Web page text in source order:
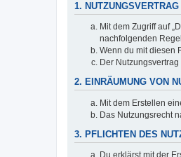
1. NUTZUNGSVERTRAG
Mit dem Zugriff auf
nachfolgenden
Wenn du mit diesen
Der
2. EINRÄUMUNG VON
Mit dem Erstellen
Das Nutzungsrecht
3. PFLICHTEN DES